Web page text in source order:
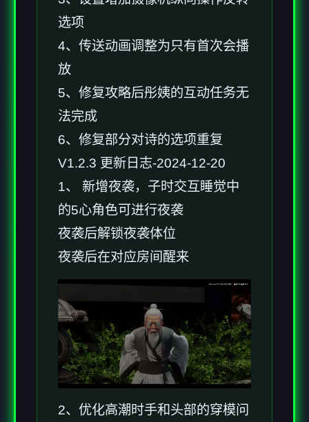
选项
4、传送动画调整为只有首次会播
放
5、修复攻略后彤姨的互动任务无
法完成
6、修复部分对诗的选项重复
V1.2.3 更新日志-2024-12-20
1、 新增夜袭，子时交互睡觉中
的5心角色可进行夜袭
夜袭后解锁夜袭体位
夜袭后在对应房间醒来
2、优化高潮时手和头部的穿模问